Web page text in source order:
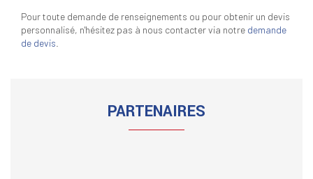
Pour toute demande de renseignements ou pour obtenir un devis
personnalisé, n'hésitez pas à nous contacter via notre demande
de devis
PARTENAIRES